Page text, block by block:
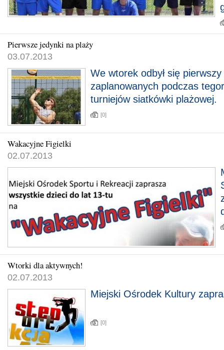
Pierwsze jedynki na plaży
03.07.2013
We wtorek odbył się
zaplanowanych podczas
turniejów siatkówki plażowej.
[0]
Wakacyjne Figielki
02.07.2013
Wtorki dla aktywnych!
02.07.2013
Miejski Ośrodek Kultury
[0]